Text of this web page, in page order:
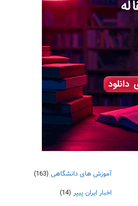
آموزش های دانشگاهی (163)
اخبار ایران پیپر (14)